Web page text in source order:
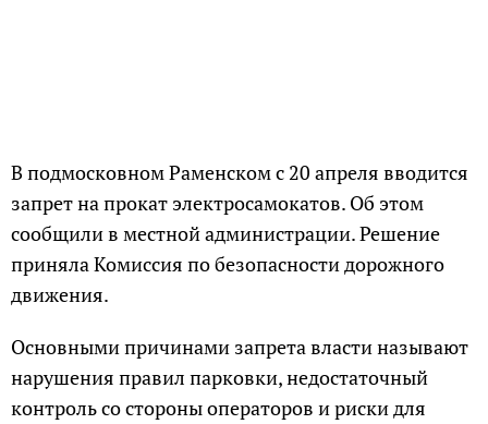
В подмосковном Раменском с 20 апреля вводится
запрет на прокат электросамокатов. Об этом
сообщили в местной администрации. Решение
приняла Комиссия по безопасности дорожного
движения.
Основными причинами запрета власти называют
нарушения правил парковки, недостаточный
контроль со стороны операторов и риски для